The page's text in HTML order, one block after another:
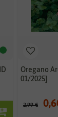
Oregano
01/2025]
2,99 €